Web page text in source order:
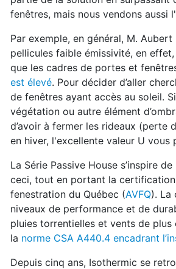
fenêtres, mais nous vendons aussi
Par exemple, en général, M.
pellicules faible émissivité, en
que les cadres de portes et
est élevé. Pour décider d’aller
de fenêtres ayant accès au soleil.
végétation ou autre élément
d’avoir à fermer les rideaux (perte
en hiver, l'excellente valeur U
La Série Passive House s’inspire
ceci, tout en portant la certification
fenestration du Québec (AVFQ). La
niveaux de performance et de
pluies torrentielles et vents de
la norme CSA A440.4 encadrant
Depuis cinq ans, Isothermic se